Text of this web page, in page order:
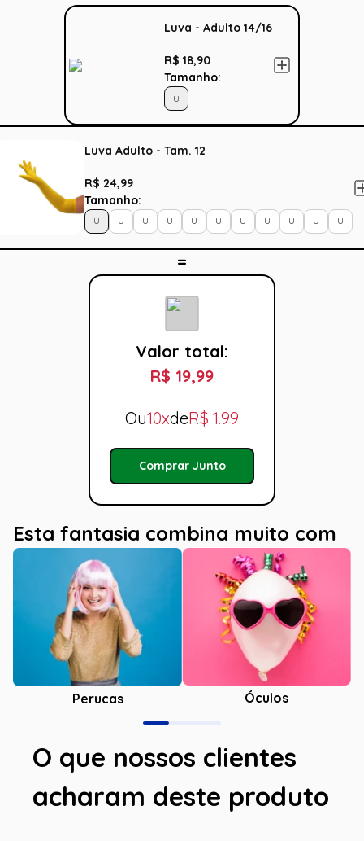
Luva - Adulto 14/16
R$ 18,90
Tamanho:
U
Luva Adulto - Tam. 12
R$ 24,99
Tamanho:
U U U U U U U U U U U
Valor total:
R$ 19,99
Ou10xdeR$ 1.99
Comprar Junto
Esta fantasia combina muito com
Perucas Óculos
O que nossos clientes
acharam deste produto